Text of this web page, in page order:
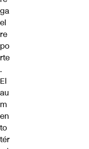
ga
el
re
po
rte
.
El
au
m
en
to
tér